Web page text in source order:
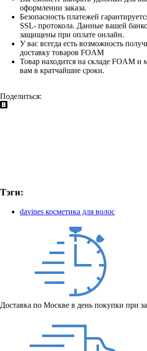
оформлении заказа.
Безопасность платежей
SSL- протокола. Данные вашей
защищены при оплате онлайн.
У вас всегда есть возможность
доставку товаров FOAM
Товар находится на складе FOAM и
вам в кратчайшие сроки.
Поделиться:
Тэги:
davines косметика для волос
Доставка по Москве в день покупки при